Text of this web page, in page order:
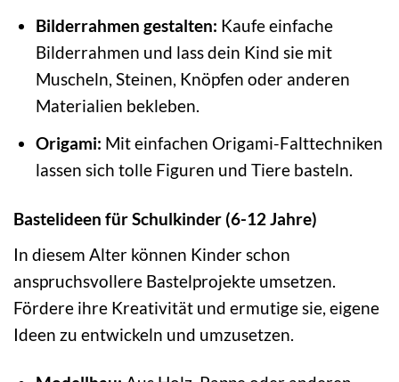
Bilderrahmen gestalten: Kaufe einfache
Bilderrahmen und lass dein Kind sie mit
Muscheln, Steinen, Knöpfen oder anderen
Materialien bekleben.
Origami: Mit einfachen Origami-Falttechniken
lassen sich tolle Figuren und Tiere basteln.
Bastelideen für Schulkinder (6-12 Jahre)
In diesem Alter können Kinder schon
anspruchsvollere Bastelprojekte umsetzen.
Fördere ihre Kreativität und ermutige sie, eigene
Ideen zu entwickeln und umzusetzen.